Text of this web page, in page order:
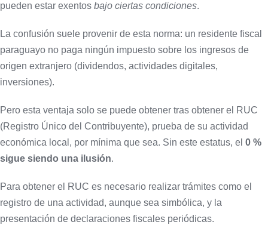
pueden estar exentos bajo ciertas condiciones.
La confusión suele provenir de esta norma: un residente fiscal
paraguayo no paga ningún impuesto sobre los ingresos de
origen extranjero (dividendos, actividades digitales,
inversiones).
Pero esta ventaja solo se puede obtener tras obtener el RUC
(Registro Único del Contribuyente), prueba de su actividad
económica local, por mínima que sea. Sin este estatus, el 0 %
sigue siendo una ilusión.
Para obtener el RUC es necesario realizar trámites como el
registro de una actividad, aunque sea simbólica, y la
presentación de declaraciones fiscales periódicas.